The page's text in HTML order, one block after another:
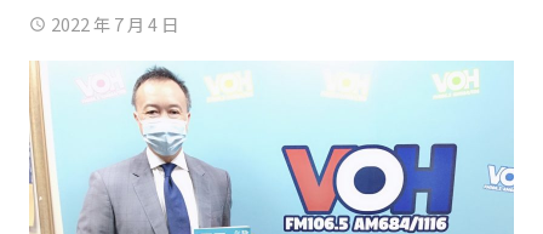
access_time 2022 年 7 月 4 日